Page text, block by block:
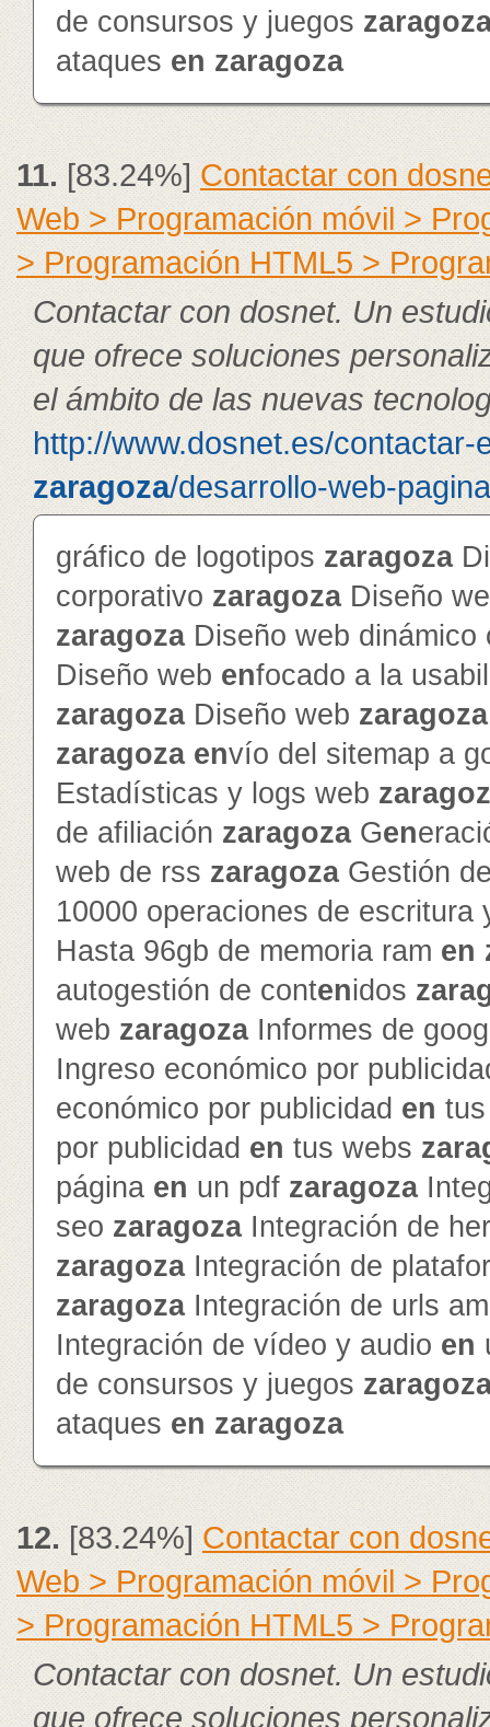
de consursos y juegos
ataques en zaragoza
11. [83.24%] Contactar con
Web > Programación móvil >
> Programación HTML5 >
Contactar con dosnet. Un
que ofrece soluciones
el ámbito de las nuevas
http://www.dosnet.es/contactar-
zaragoza/desarrollo-web-
gráfico de logotipos zaragoza
corporativo zaragozaDiseño
zaragozaDiseño web
Diseño web enfocado a la
zaragozaDiseño web zaragoza
zaragoza envío del sitemap a
Estadísticas y logs web
de afiliación zaragozaGen
web de rss zaragozaGestión
10000 operaciones de
Hasta 96gb de memoria ram en
autogestión de contenidos
web zaragozaInformes de
Ingreso económico por
económico por publicidad en
por publicidad en tus webs
página en un pdf zaragoza
seo zaragozaIntegración de
zaragozaIntegración de
zaragozaIntegración de urls
Integración de vídeo y audio en
de consursos y juegos
ataques en zaragoza
12. [83.24%]Contactar con
Web > Programación móvil >
> Programación HTML5 >
Contactar con dosnet. Un
que ofrece soluciones